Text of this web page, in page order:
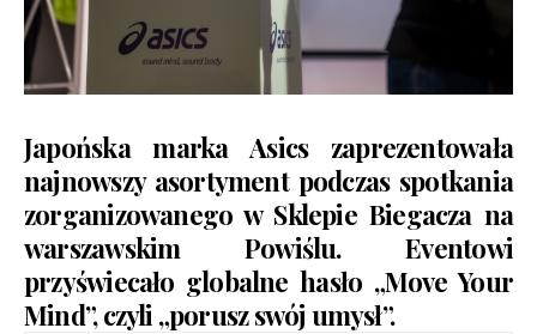
Japońska marka Asics zaprezentowała
najnowszy asortyment podczas spotkania
zorganizowanego w Sklepie Biegacza na
warszawskim Powiślu. Eventowi
przyświecało globalne hasło „Move Your
Mind”, czyli „porusz swój umysł”.